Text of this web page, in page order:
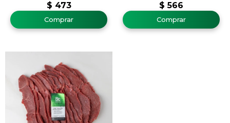
$ 473 $ 566